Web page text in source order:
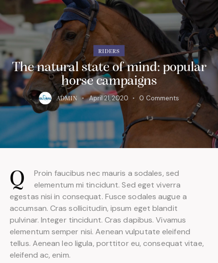
RIDERS
The natural state of mind: popular
horse campaigns
ADMIN April 21, 2020 0 Comments
Q
Proin faucibus nec mauris a sodales, sed
elementum mi tincidunt. Sed eget viverra
egestas nisi in consequat. Fusce sodales augue a
accumsan. Cras sollicitudin, ipsum eget blandit
pulvinar. Integer tincidunt. Cras dapibus. Vivamus
elementum semper nisi. Aenean vulputate eleifend
tellus. Aenean leo ligula, porttitor eu, consequat vitae,
eleifend ac, enim.